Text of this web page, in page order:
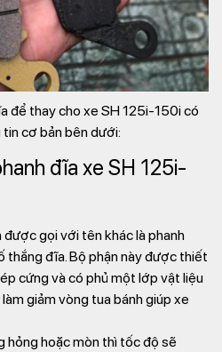
để thay cho xe SH 125i-150i có
cơ bản bên dưới:
đĩa xe SH 125i-
được gọi với tên khác là phanh
thắng đĩa. Bộ phận này được thiết
cứng và có phủ một lớp vật liệu
giảm vòng tua bánh giúp xe
hỏng hoặc mòn thì tốc độ sẽ